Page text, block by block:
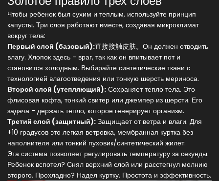
Чтобы ребенок был сухим и теплым, используйте принцип
капусты. Три слоя работают вместе, создавая микроклимат
вокруг тела:
Первый слой (базовый):直接接触皮肤。Он должен отводить
влагу. Хлопок здесь - враг, так как он впитывает пот и
становится холодным. Выбирайте синтетические ткани с
технологией влагоотведения или тонкую шерсть мериноса.
Второй слой (утепляющий): Сохраняет тепло тела. Это
флисовая кофта, тонкий свитер или джемпер из шерсти. Его
задача - держать тепло, которое генерирует организм.
Третий слой (защитный): Защищает от ветра и влаги. Для
+10 градусов это легкая ветровка, мембранная куртка без
наполнителя или тонкий пуховик/синтетический жилет.
Эта система позволяет регулировать температуру за секунды.
Ребенок вспотел? Снял верхний слой или расстегнул молнию
второго. Прохладно? Надел куртку. Простота и эффективность.